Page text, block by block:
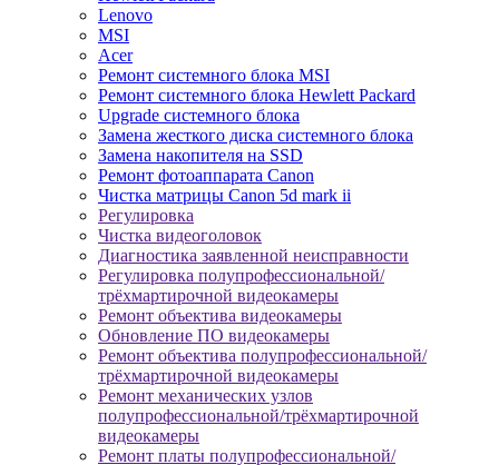
Lenovo
MSI
Acer
Ремонт системного блока MSI
Ремонт системного блока Hewlett Packard
Upgrade системного блока
Замена жесткого диска системного блока
Замена накопителя на SSD
Ремонт фотоаппарата Canon
Чистка матрицы Canon 5d mark ii
Регулировка
Чистка видеоголовок
Диагностика заявленной неисправности
Регулировка полупрофессиональной/
трёхмартирочной видеокамеры
Ремонт объектива видеокамеры
Обновление ПО видеокамеры
Ремонт объектива полупрофессиональной/
трёхмартирочной видеокамеры
Ремонт механических узлов
полупрофессиональной/трёхмартирочной
видеокамеры
Ремонт платы полупрофессиональной/